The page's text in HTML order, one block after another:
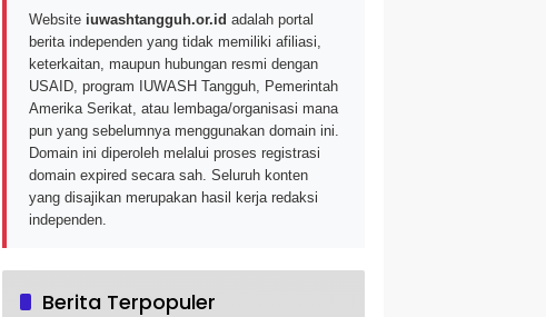
Website iuwashtangguh.or.id adalah portal
berita independen yang tidak memiliki afiliasi,
keterkaitan, maupun hubungan resmi dengan
USAID, program IUWASH Tangguh, Pemerintah
Amerika Serikat, atau lembaga/organisasi mana
pun yang sebelumnya menggunakan domain ini.
Domain ini diperoleh melalui proses registrasi
domain expired secara sah. Seluruh konten
yang disajikan merupakan hasil kerja redaksi
independen.
Berita Terpopuler